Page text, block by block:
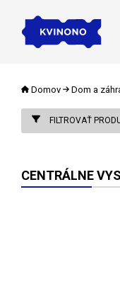
Domov Dom a
FILTROVAŤ
CENTRÁLNE